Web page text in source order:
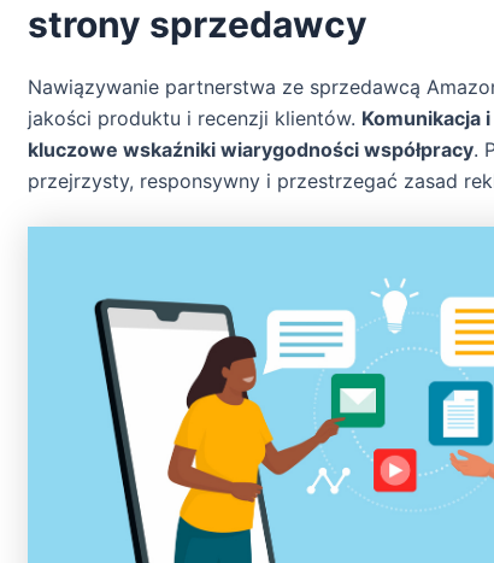
strony sprzedawcy
Nawiązywanie partnerstwa ze sprzedawcą
jakości produktu i recenzji klientów. Komunikacja
kluczowe wskaźniki wiarygodności współpracy.
przejrzysty, responsywny i przestrzegać zasad